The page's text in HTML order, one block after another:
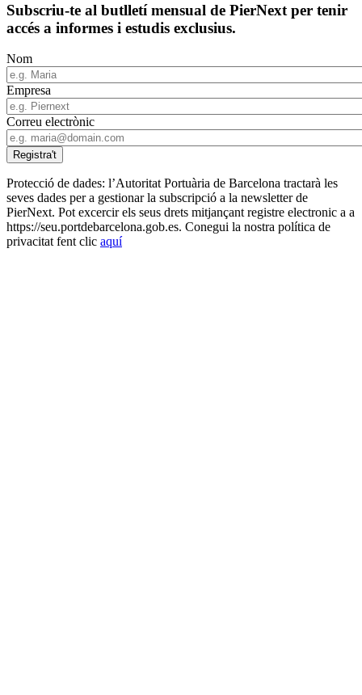
Subscriu-te al butlletí mensual de PierNext per tenir
accés a informes i estudis exclusius.
Nom
Empresa
Correu electrònic
Protecció de dades: l’Autoritat Portuària de Barcelona tractarà les
seves dades per a gestionar la subscripció a la newsletter de
PierNext. Pot excercir els seus drets mitjançant registre electronic a a
https://seu.portdebarcelona.gob.es. Conegui la nostra política de
privacitat fent clic aquí